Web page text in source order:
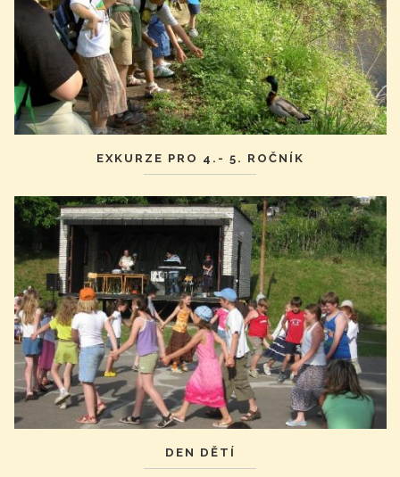
EXKURZE PRO 4.- 5. ROČNÍK
DEN DĚTÍ